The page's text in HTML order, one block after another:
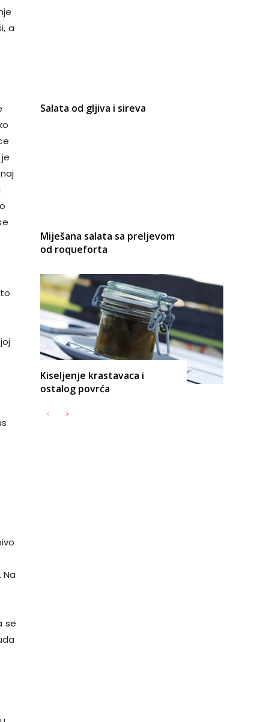
a
Na
se
Salata od gljiva i sireva
Miješana salata sa preljevom
od roqueforta
Kiseljenje krastavaca i
ostalog povrća